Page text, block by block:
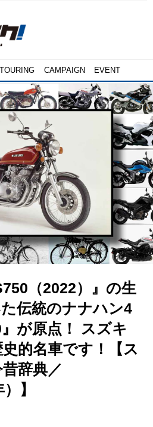
TOURING CAMPAIGN EVENT
（2022）』の生
伝統のナナハン4
が原点！ スズキ
的名車です！【ス
辞典／
】